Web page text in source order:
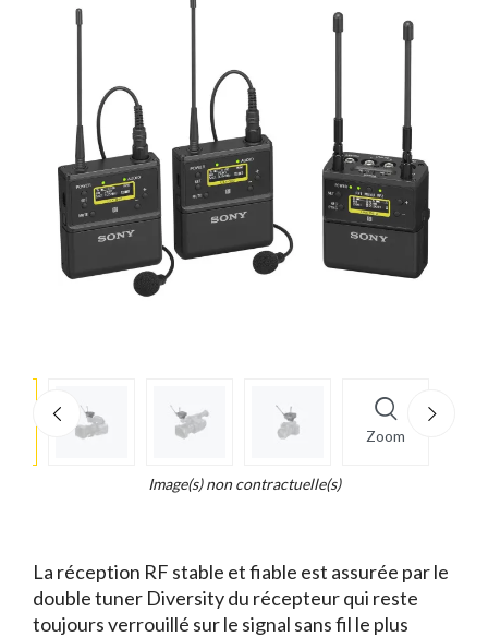
Zoom
Image(s) non contractuelle(s)
La réception RF stable et fiable est assurée par le
double tuner Diversity du récepteur qui reste
toujours verrouillé sur le signal sans fil le plus